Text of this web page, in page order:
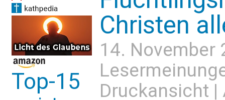
Top-15
Christen
14. November
Druckansicht |